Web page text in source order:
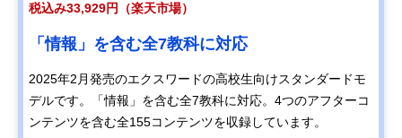
税込み33,929円（楽天市場）
「情報」を含む全7教科に対応
2025年2月発売のエクスワードの高校生向けスタンダードモ
デルです。「情報」を含む全7教科に対応。4つのアフターコ
ンテンツを含む全155コンテンツを収録しています。